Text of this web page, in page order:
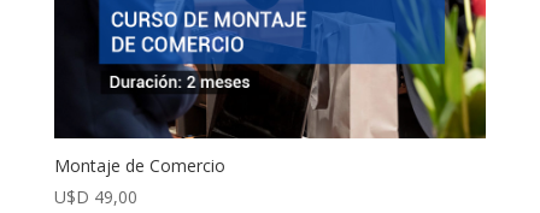
Montaje de Comercio
U$D 49,00